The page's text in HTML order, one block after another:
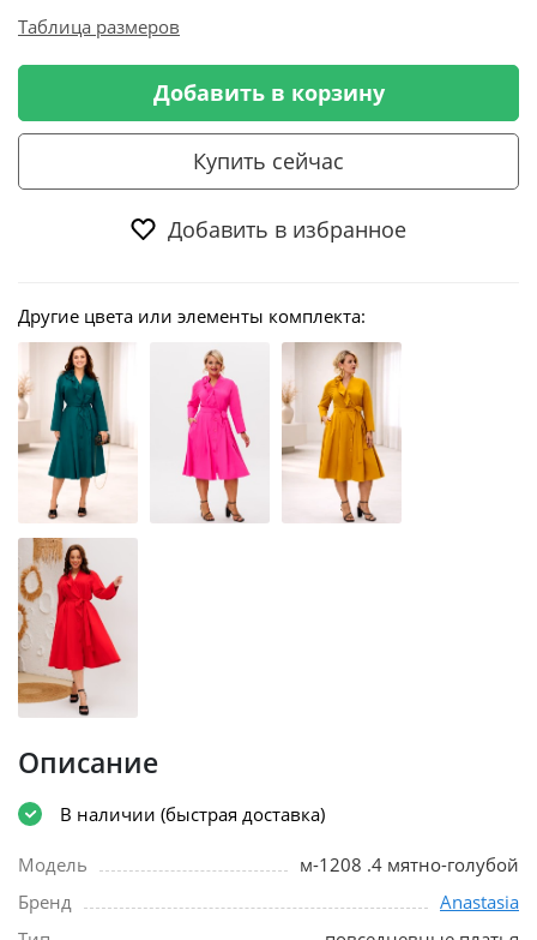
Таблица размеров
Добавить в корзину
Купить сейчас
Добавить в избранное
Другие цвета или элементы комплекта:
Описание
В наличии (быстрая доставка)
Модель
м-1208 .4 мятно-голубой
Бренд
Anastasia